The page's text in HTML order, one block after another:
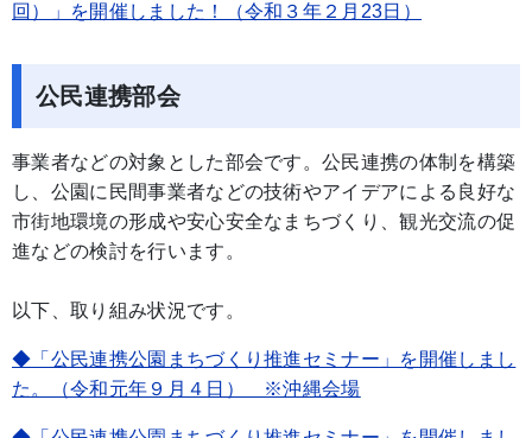
回）」を開催しました！（令和３年２月23日）
公民連携部会
事業者などの対象とした部会です。公民連携の体制を構築
し、公園に民間事業者などの技術やアイデアによる良好な
市街地環境の形成や安心安全なまちづくり、観光交流の促
進などの検討を行います。
以下、取り組み状況です。
◆「公民連携公園まちづくり推進セミナー」を開催しまし
た。（令和元年９月４日） ※沖縄会場